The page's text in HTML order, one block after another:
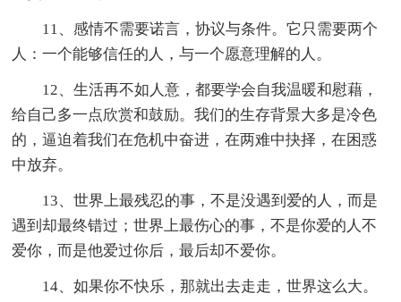
11、感情不需要诺言，协议与条件。它只需要两个
人：一个能够信任的人，与一个愿意理解的人。
12、生活再不如人意，都要学会自我温暖和慰藉，
给自己多一点欣赏和鼓励。我们的生存背景大多是冷色
的，逼迫着我们在危机中奋进，在两难中抉择，在困惑
中放弃。
13、世界上最残忍的事，不是没遇到爱的人，而是
遇到却最终错过；世界上最伤心的事，不是你爱的人不
爱你，而是他爱过你后，最后却不爱你。
14、如果你不快乐，那就出去走走，世界这么大。